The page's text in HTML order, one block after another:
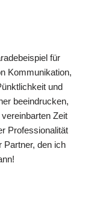
für
Kommunikation,
und
beeindrucken,
Zeit
Professionalität
Partner, den ich